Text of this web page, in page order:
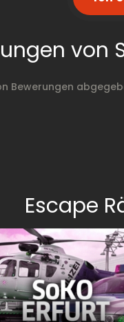
von
Bewerungen
Escape